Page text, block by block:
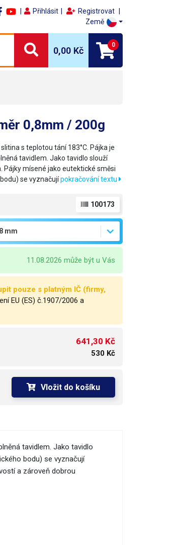
Přihlásit
Registrovat
Země
0,00 Kč
0
0,8mm / 200g
s teplotou tání 183°C. Pájka je
tavidlem. Jako tavidlo slouží
Pájky mísené jako eutektické směsi
se vyznačujípokračování textu
100173
11.08.2026 může být u Vás
pouze s platným IČ (firmy,
EU (ES) č.1907/2006 a
641,30 Kč
530 Kč
Vložit do košíku
tavidlem. Jako tavidlo
bodu) se vyznačují
a zároveň dobrou